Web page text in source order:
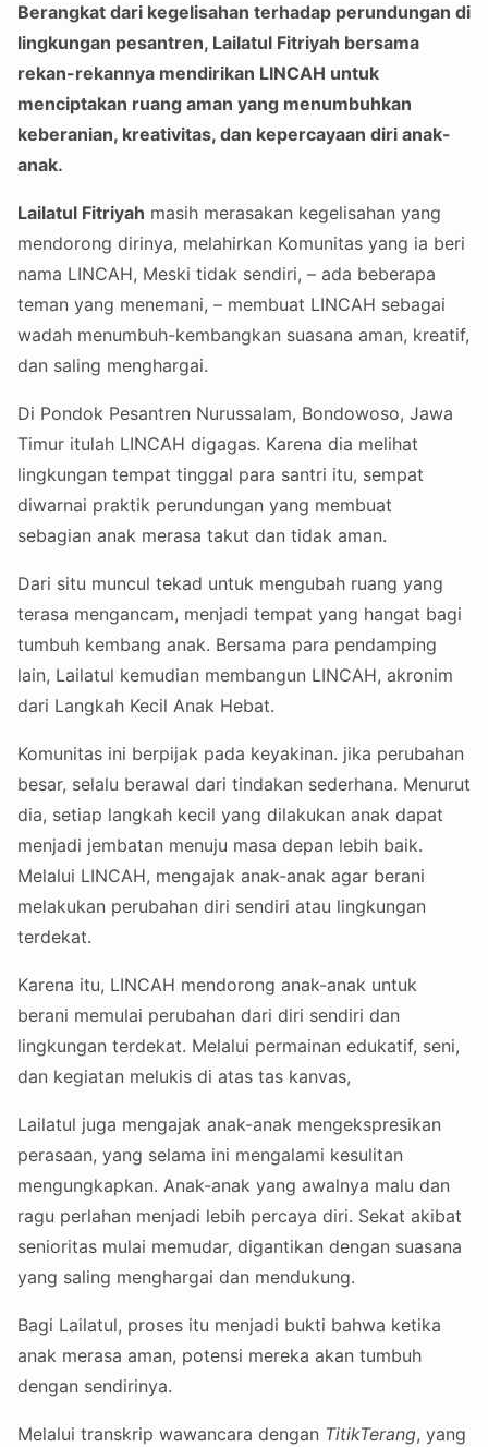
Berangkat dari kegelisahan terhadap perundungan di
lingkungan pesantren, Lailatul Fitriyah bersama
rekan-rekannya mendirikan LINCAH untuk
menciptakan ruang aman yang menumbuhkan
keberanian, kreativitas, dan kepercayaan diri anak-
anak.
Lailatul Fitriyah masih merasakan kegelisahan yang
mendorong dirinya, melahirkan Komunitas yang ia beri
nama LINCAH, Meski tidak sendiri, – ada beberapa
teman yang menemani, – membuat LINCAH sebagai
wadah menumbuh-kembangkan suasana aman, kreatif,
dan saling menghargai.
Di Pondok Pesantren Nurussalam, Bondowoso, Jawa
Timur itulah LINCAH digagas. Karena dia melihat
lingkungan tempat tinggal para santri itu, sempat
diwarnai praktik perundungan yang membuat
sebagian anak merasa takut dan tidak aman.
Dari situ muncul tekad untuk mengubah ruang yang
terasa mengancam, menjadi tempat yang hangat bagi
tumbuh kembang anak. Bersama para pendamping
lain, Lailatul kemudian membangun LINCAH, akronim
dari Langkah Kecil Anak Hebat.
Komunitas ini berpijak pada keyakinan. jika perubahan
besar, selalu berawal dari tindakan sederhana. Menurut
dia, setiap langkah kecil yang dilakukan anak dapat
menjadi jembatan menuju masa depan lebih baik.
Melalui LINCAH, mengajak anak-anak agar berani
melakukan perubahan diri sendiri atau lingkungan
terdekat.
Karena itu, LINCAH mendorong anak-anak untuk
berani memulai perubahan dari diri sendiri dan
lingkungan terdekat. Melalui permainan edukatif, seni,
dan kegiatan melukis di atas tas kanvas,
Lailatul juga mengajak anak-anak mengekspresikan
perasaan, yang selama ini mengalami kesulitan
mengungkapkan. Anak-anak yang awalnya malu dan
ragu perlahan menjadi lebih percaya diri. Sekat akibat
senioritas mulai memudar, digantikan dengan suasana
yang saling menghargai dan mendukung.
Bagi Lailatul, proses itu menjadi bukti bahwa ketika
anak merasa aman, potensi mereka akan tumbuh
dengan sendirinya.
Melalui transkrip wawancara dengan TitikTerang, yang